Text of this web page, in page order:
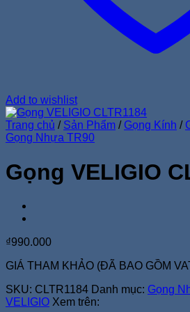
Add to wishlist
Trang chủ / Sản Phẩm / Gọng Kính /
Gọng Nhựa TR90
Gọng VELIGIO
₫990.000
GIÁ THAM KHẢO (ĐÃ BAO GỒM
SKU: CLTR1184 Danh mục: Gọng
VELIGIO Xem trên: